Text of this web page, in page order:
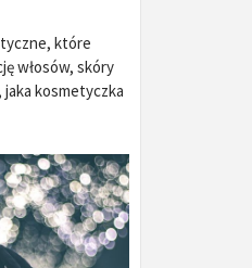
które
włosów, skóry
kosmetyczka